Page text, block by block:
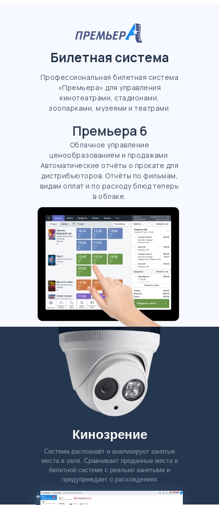
Билетная система
Профессиональная билетная система
«Премьера» для управления
кинотеатрами, стадионами,
зоопарками, музеями и театрами.
Премьера 6
Облачное управление
ценообразованием и продажами.
Автоматические отчёты о прокате для
дистрибьюторов. Отчёты по фильмам,
видам оплат и по расходу блюд теперь
в облаке.
Кинозрение
Система распознаёт и анализирует занятые
места в зале. Сравнивает проданные места в
билетной системе с реально занятыми и
предупреждает о расхождениях